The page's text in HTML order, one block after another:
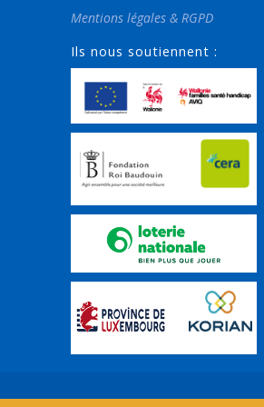
Mentions légales & RGPD
Ils nous soutiennent :